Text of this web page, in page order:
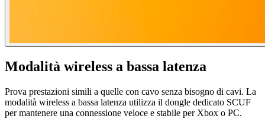
Modalità wireless a bassa latenza
Prova prestazioni simili a quelle con cavo senza bisogno di cavi. La
modalità wireless a bassa latenza utilizza il dongle dedicato SCUF
per mantenere una connessione veloce e stabile per Xbox o PC.